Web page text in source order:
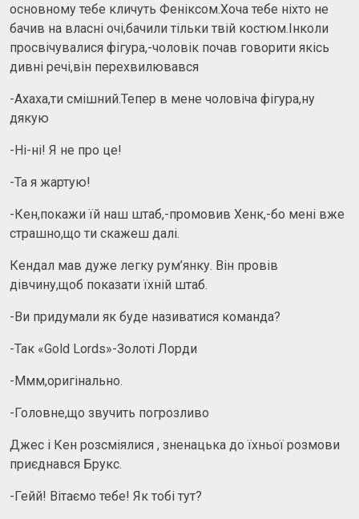
основному тебе кличуть Феніксом.Хоча тебе ніхто не
бачив на власні очі,бачили тільки твій костюм.Інколи
просвічувалися фігура,-чоловік почав говорити якісь
дивні речі,він перехвилювався
-Ахаха,ти смішний.Тепер в мене чоловіча фігура,ну
дякую
-Ні-ні! Я не про це!
-Та я жартую!
-Кен,покажи їй наш штаб,-промовив Хенк,-бо мені вже
страшно,що ти скажеш далі.
Кендал мав дуже легку рум’янку. Він провів
дівчину,щоб показати їхній штаб.
-Ви придумали як буде називатися команда?
-Так «Gold Lords»-Золоті Лорди
-Ммм,оригінально.
-Головне,що звучить погрозливо
Джес і Кен розсміялися , зненацька до їхньої розмови
приєднався Брукс.
-Гейй! Вітаємо тебе! Як тобі тут?